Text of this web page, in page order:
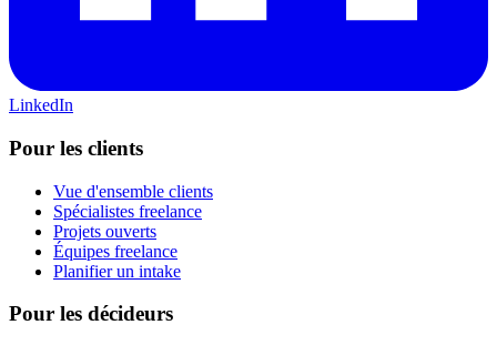
LinkedIn
Pour les clients
Vue d'ensemble clients
Spécialistes freelance
Projets ouverts
Équipes freelance
Planifier un intake
Pour les décideurs